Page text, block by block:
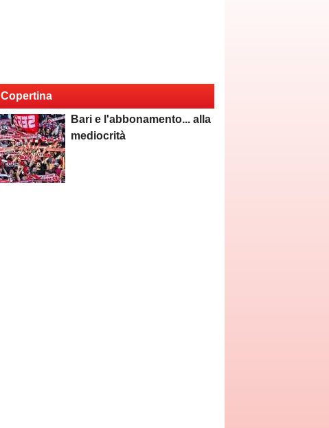
Copertina
Bari e l'abbonamento... alla
mediocrità